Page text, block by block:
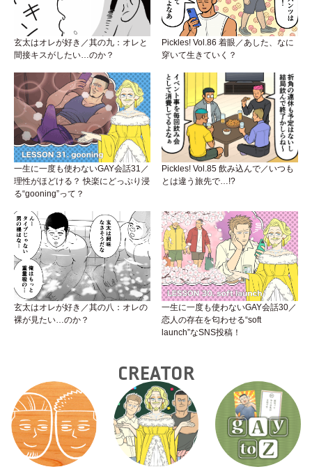
玄太はオレが好き／其の九：オレと
間接キスがしたい…のか？
Pickles! Vol.86 着眼／あした、なに
穿いて生きていく？
一生に一度も使わないGAY会話31／
理性がほどける？ 快楽にどっぷり浸
る“gooning”って？
Pickles! Vol.85 飲み込んで／いつも
とは違う旅先で…!?
玄太はオレが好き／其の八：オレの
裸が見たい…のか？
一生に一度も使わないGAY会話30／
恋人の存在を匂わせる“soft
launch”なSNS投稿！
CREATOR